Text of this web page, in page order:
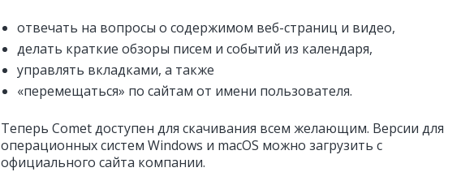
отвечать на вопросы о содержимом веб-страниц и видео,
делать краткие обзоры писем и событий из календаря,
управлять вкладками, а также
«перемещаться» по сайтам от имени пользователя.
Теперь Comet доступен для скачивания всем желающим. Версии для
операционных систем Windows и macOS можно загрузить с
официального сайта компании.